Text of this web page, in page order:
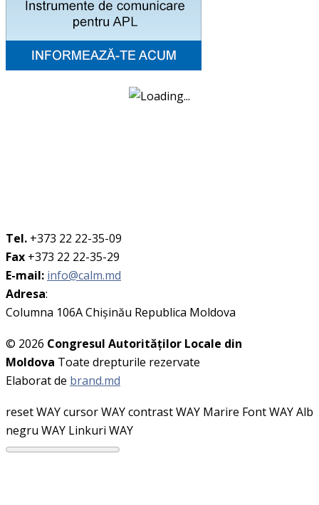
Tel. +373 22 22-35-09
Fax +373 22 22-35-29
E-mail: info@calm.md
Adresa:
Columna 106A Chişinău Republica Moldova
© 2026 Congresul Autorităţilor Locale din
Moldova Toate drepturile rezervate
Elaborat de brand.md
reset WAYcursor WAYcontrast WAY Marire Font WAYAlb
negru WAY Linkuri WAY